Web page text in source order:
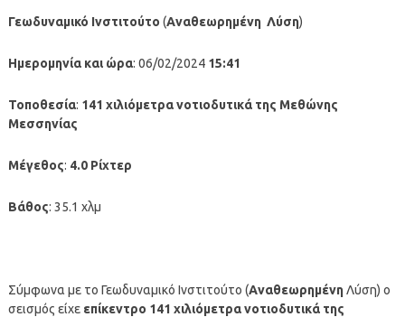
Γεωδυναμικό Ινστιτούτο (Αναθεωρημένη Λύση)
Ημερομηνία και ώρα: 06/02/2024 15:41
Τοποθεσία: 141 χιλιόμετρα νοτιοδυτικά της Μεθώνης
Μεσσηνίας
Μέγεθος: 4.0 Ρίχτερ
Βάθος: 35.1 χλμ
Σύμφωνα με το Γεωδυναμικό Ινστιτούτο (ΑναθεωρημένηΛύση) ο
σεισμός είχε επίκεντρο 141 χιλιόμετρα νοτιοδυτικά της